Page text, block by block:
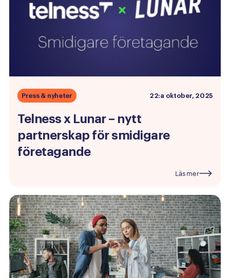
Press & nyheter 22:a oktober, 2025
Telness x Lunar – nytt
partnerskap för smidigare
företagande
Läs mer